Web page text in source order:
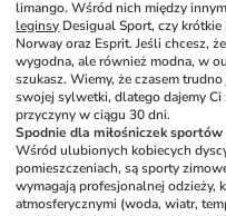
leginsy Desigual Sport, czy
Norway oraz Esprit. Jeśli chcesz,
wygodna, ale również modna, w
szukasz. Wiemy, że czasem
swojej sylwetki, dlatego dajemy
przyczyny w ciągu 30 dni.
Spodnie dla miłośniczek
Wśród ulubionych kobiecych
pomieszczeniach, są sporty
wymagają profesjonalnej odzieży,
atmosferycznymi (woda, wiatr,